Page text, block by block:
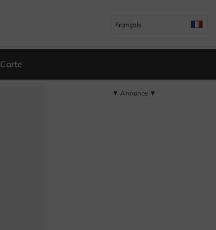
Français
Carte
▼ Annonce ▼